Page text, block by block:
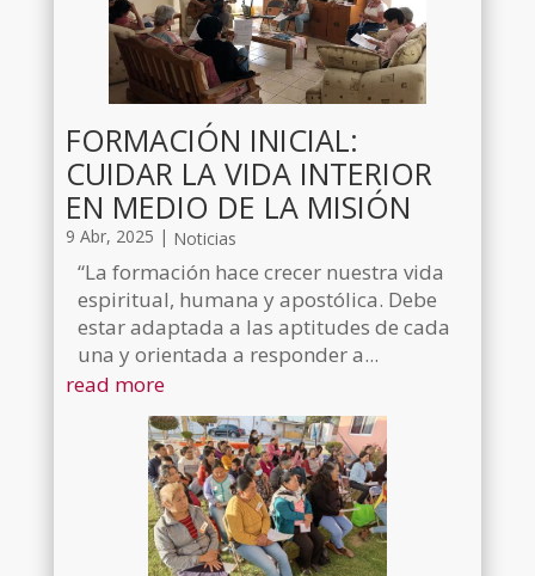
FORMACIÓN INICIAL:
CUIDAR LA VIDA INTERIOR
EN MEDIO DE LA MISIÓN
9 Abr, 2025 | Noticias
“La formación hace crecer nuestra vida
espiritual, humana y apostólica. Debe
estar adaptada a las aptitudes de cada
una y orientada a responder a...
read more